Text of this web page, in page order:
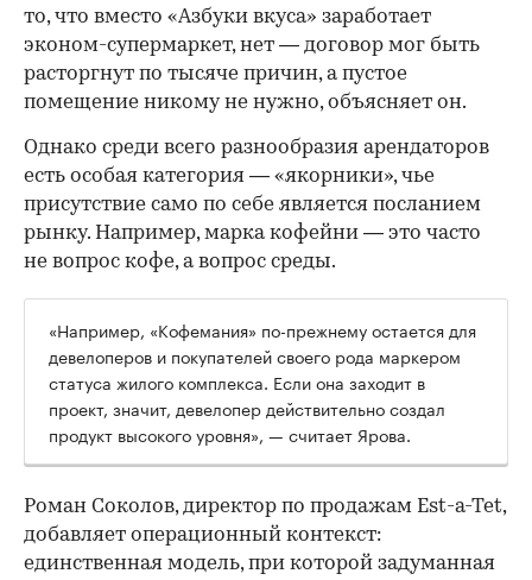
то, что вместо «Азбуки вкуса» заработает
эконом-супермаркет, нет — договор мог быть
расторгнут по тысяче причин, а пустое
помещение никому не нужно, объясняет он.
Однако среди всего разнообразия арендаторов
есть особая категория — «якорники», чье
присутствие само по себе является посланием
рынку. Например, марка кофейни — это часто
не вопрос кофе, а вопрос среды.
«Например, «Кофемания» по-прежнему остается для
девелоперов и покупателей своего рода маркером
статуса жилого комплекса. Если она заходит в
проект, значит, девелопер действительно создал
продукт высокого уровня», — считает Ярова.
Роман Соколов, директор по продажам Est-a-Tet,
добавляет операционный контекст:
единственная модель, при которой задуманная